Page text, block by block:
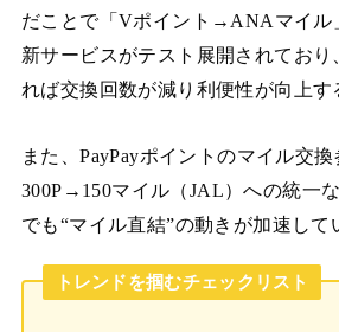
だことで「Vポイント→ANAマイル
新サービスがテスト展開されてお
れば交換回数が減り利便性が向上す
また、PayPayポイントのマイル交
300P→150マイル（JAL）への統一
でも“マイル直結”の動きが加速して
トレンドを掴むチェックリスト